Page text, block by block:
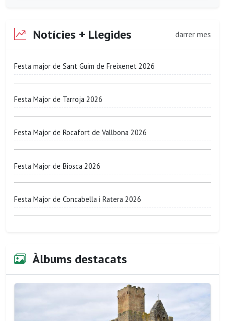
Notícies + Llegides darrer mes
Festa major de Sant Guim de Freixenet 2026
Festa Major de Tarroja 2026
Festa Major de Rocafort de Vallbona 2026
Festa Major de Biosca 2026
Festa Major de Concabella i Ratera 2026
Àlbums destacats